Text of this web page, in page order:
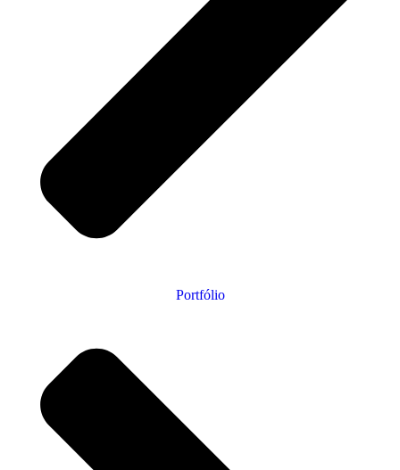
Portfólio